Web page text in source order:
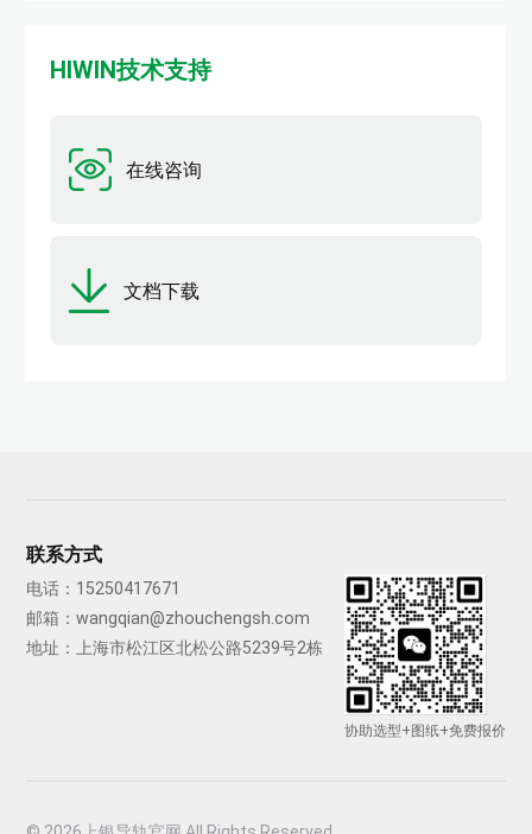
HIWIN技术支持
在线咨询
文档下载
联系方式
电话： 15250417671
邮箱：wangqian@zhouchengsh.com
地址：上海市松江区北松公路5239号2栋
协助选型+图纸+免费报价